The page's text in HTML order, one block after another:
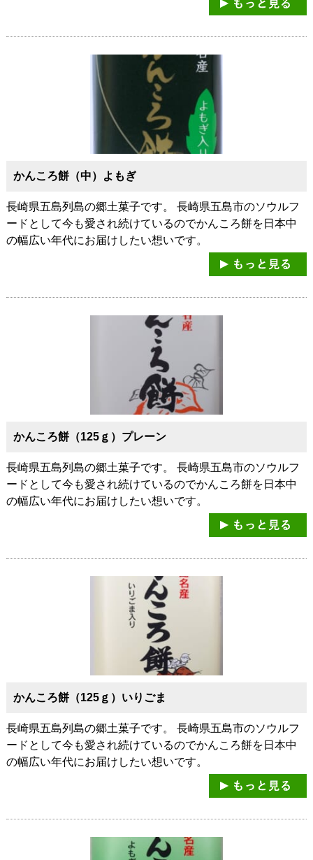
かんころ餅（中）よもぎ
長崎県五島列島の郷土菓子です。 長崎県五島市のソウルフ
ードとして今も愛され続けているのでかんころ餅を日本中
の幅広い年代にお届けしたい想いです。
かんころ餅（125ｇ）プレーン
長崎県五島列島の郷土菓子です。 長崎県五島市のソウルフ
ードとして今も愛され続けているのでかんころ餅を日本中
の幅広い年代にお届けしたい想いです。
かんころ餅（125ｇ）いりごま
長崎県五島列島の郷土菓子です。 長崎県五島市のソウルフ
ードとして今も愛され続けているのでかんころ餅を日本中
の幅広い年代にお届けしたい想いです。